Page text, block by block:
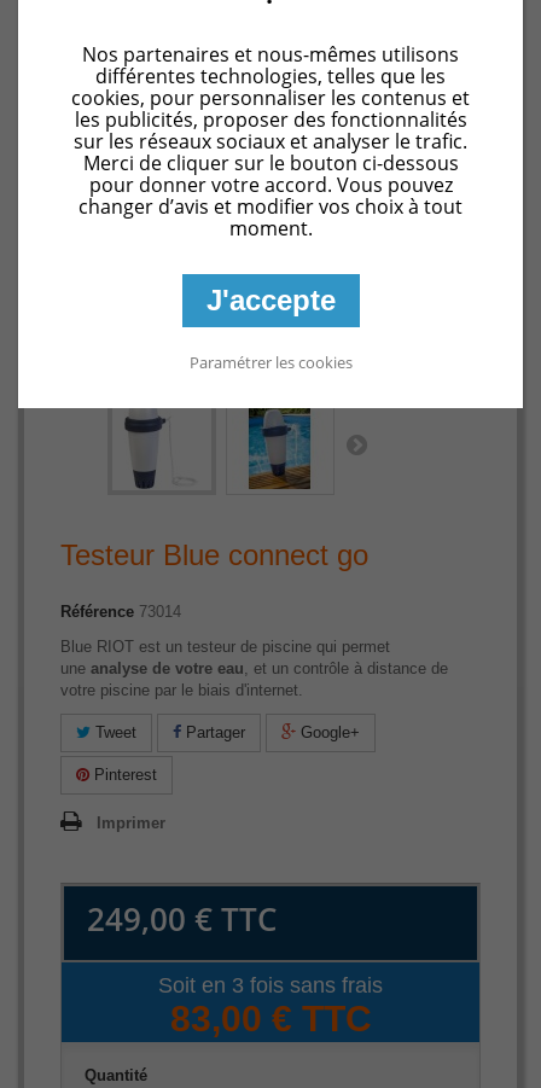
Agrandir l'image
Testeur Blue connect go
Référence 73014
Blue RIOT est un testeur de piscine qui permet
une analyse de votre eau, et un contrôle à distance de
votre piscine par le biais d'internet.
Tweet Partager Google+
Pinterest
Imprimer
249,00 €TTC
Soit en 3 fois sans frais
83,00 € TTC
Quantité
Nos partenaires et nous-mêmes utilisons
différentes technologies, telles que les
cookies, pour personnaliser les contenus et
les publicités, proposer des fonctionnalités
sur les réseaux sociaux et analyser le trafic.
Merci de cliquer sur le bouton ci-dessous
pour donner votre accord. Vous pouvez
changer d’avis et modifier vos choix à tout
moment.
J'accepte
Paramétrer les cookies